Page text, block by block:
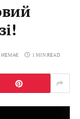
НЕМАЄ 1 MIN READ